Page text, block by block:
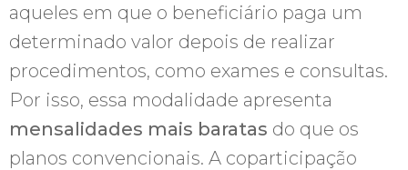
aqueles em que o beneficiário paga um
determinado valor depois de realizar
procedimentos, como exames e consultas.
Por isso, essa modalidade apresenta
mensalidades mais baratas do que os
planos convencionais. A coparticipação